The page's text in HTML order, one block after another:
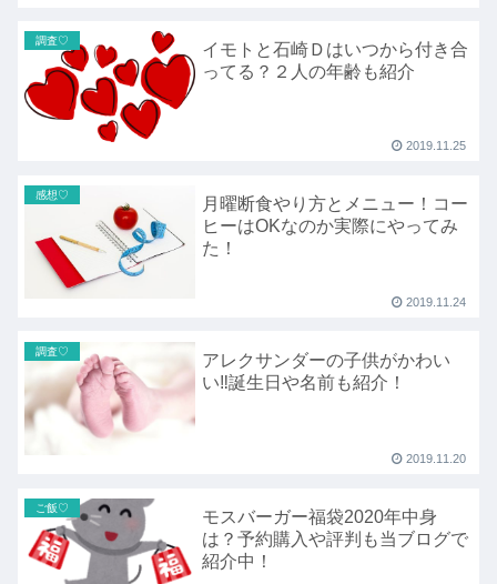
調査♡
イモトと石崎Ｄはいつから付き合
ってる？２人の年齢も紹介
2019.11.25
感想♡
月曜断食やり方とメニュー！コー
ヒーはOKなのか実際にやってみ
た！
2019.11.24
調査♡
アレクサンダーの子供がかわい
い‼誕生日や名前も紹介！
2019.11.20
ご飯♡
モスバーガー福袋2020年中身
は？予約購入や評判も当ブログで
紹介中！